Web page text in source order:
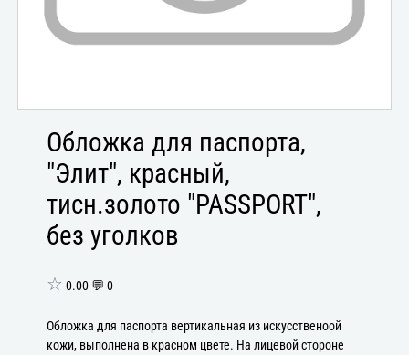
Обложка для паспорта,
"Элит", красный,
тисн.золото "PASSPORT",
без уголков
☆ 0.00 💬 0
Обложка для паспорта вертикальная из искусственоой
кожи, выполнена в красном цвете. На лицевой стороне